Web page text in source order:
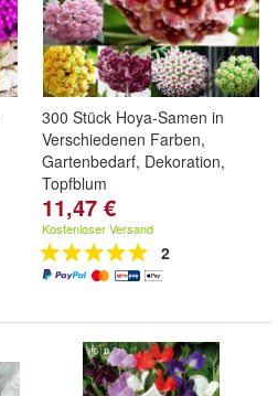
300 Stück Hoya-Samen in
Verschiedenen Farben,
Gartenbedarf, Dekoration,
Topfblum
11,47 €
Kostenloser Versand
2